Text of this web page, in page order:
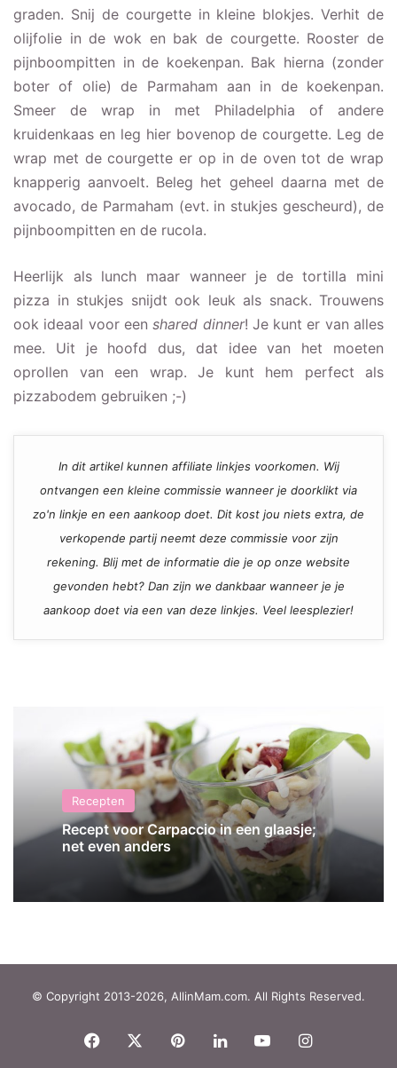
graden. Snij de courgette in kleine blokjes. Verhit de
olijfolie in de wok en bak de courgette. Rooster de
pijnboompitten in de koekenpan. Bak hierna (zonder
boter of olie) de Parmaham aan in de koekenpan.
Smeer de wrap in met Philadelphia of andere
kruidenkaas en leg hier bovenop de courgette. Leg de
wrap met de courgette er op in de oven tot de wrap
knapperig aanvoelt. Beleg het geheel daarna met de
avocado, de Parmaham (evt. in stukjes gescheurd), de
pijnboompitten en de rucola.
Heerlijk als lunch maar wanneer je de tortilla mini
pizza in stukjes snijdt ook leuk als snack. Trouwens
ook ideaal voor eenshared dinner! Je kunt er van alles
mee. Uit je hoofd dus, dat idee van het moeten
oprollen van een wrap. Je kunt hem perfect als
pizzabodem gebruiken ;-)
In dit artikel kunnen affiliate linkjes voorkomen. Wij
ontvangen een kleine commissie wanneer je doorklikt via
zo'n linkje en een aankoop doet. Dit kost jou niets extra, de
verkopende partij neemt deze commissie voor zijn
rekening. Blij met de informatie die je op onze website
gevonden hebt? Dan zijn we dankbaar wanneer je je
aankoop doet via een van deze linkjes. Veel leesplezier!
Recepten
Recept voor Carpaccio in een glaasje;
net even anders
© Copyright 2013-2026, AllinMam.com. All Rights Reserved.
Facebook PinterestLinkedInYouTubeInstagram